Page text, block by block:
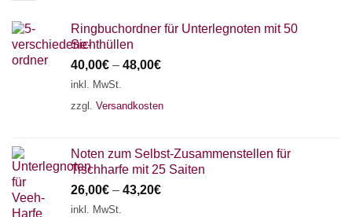
Ringbuchordner für Unterlegnoten mit 50
Sichthüllen
40,00€ – 48,00€
inkl. MwSt.
zzgl. Versandkosten
Noten zum Selbst-Zusammenstellen für
Tischharfe mit 25 Saiten
26,00€ – 43,20€
inkl. MwSt.